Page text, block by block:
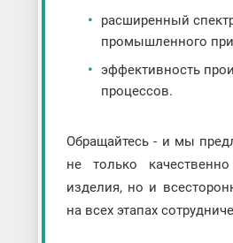
расширенный
промышленного
эффективность
процессов.
Обращайтесь - и мы
не только
изделия, но и
на всех этапах